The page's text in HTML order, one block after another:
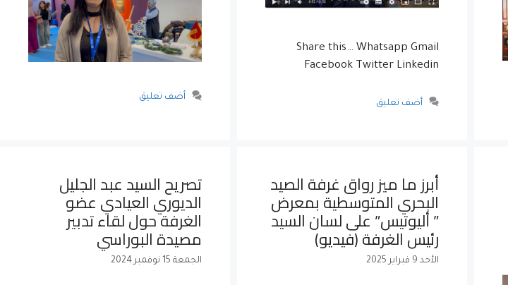
Share this… Whatsapp Gmail
Facebook Twitter Linkedin
أضف تعليق
أضف تعليق
أبرز ما ميز رواق غرفة الصيد
البحري المتوسطية بمعرض
” أليوتيس” على لسان السيد
رئيس الغرفة (فيديو)
الأحد 9 فبراير 2025
تصريح السيد عبد الجليل
الديوري العيادي عضو
الغرفة حول لقاء تدبير
مصيدة البوراسي
الجمعة 15 نوفمبر 2024